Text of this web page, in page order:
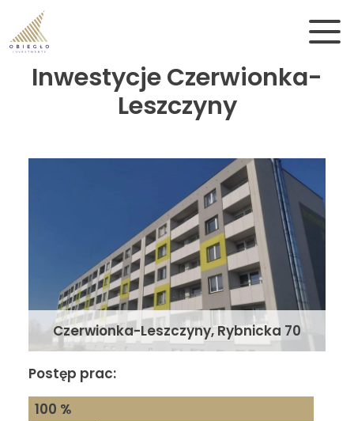
Skip to main content
Inwestycje Czerwionka-
Leszczyny
Czerwionka-Leszczyny, Rybnicka 70
Postęp prac:
100 %